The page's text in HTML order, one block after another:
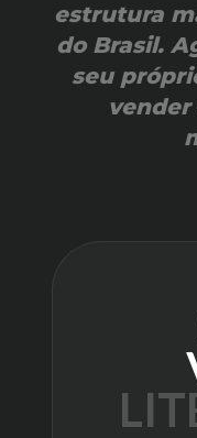
estrutura
do Brasil.
seu
vender